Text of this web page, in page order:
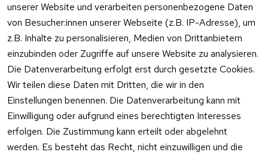
unserer Website und verarbeiten personenbezogene Daten
von Besucher:innen unserer Webseite (z.B. IP-Adresse), um
z.B. Inhalte zu personalisieren, Medien von Drittanbietern
einzubinden oder Zugriffe auf unsere Website zu analysieren.
Die Datenverarbeitung erfolgt erst durch gesetzte Cookies.
Wir teilen diese Daten mit Dritten, die wir in den
Einstellungen benennen. Die Datenverarbeitung kann mit
Einwilligung oder aufgrund eines berechtigten Interesses
erfolgen. Die Zustimmung kann erteilt oder abgelehnt
werden. Es besteht das Recht, nicht einzuwilligen und die
Rechtliches
AGB
Impressum
Datenschutzer
klärung
Barrierefreiheit
serklärung
Widerrufsbeleh
rung
Kontakt
Prilux Print
Solutions
Wilhem-
Leuschner-Str.
19
Rödermark
Tel.: 06074
Support
Hersteller
Fehlermeldung
Druckqualität
Wartungskit
Roller-
Diagramm
Ersatzteile
Zahlung
und
Versand